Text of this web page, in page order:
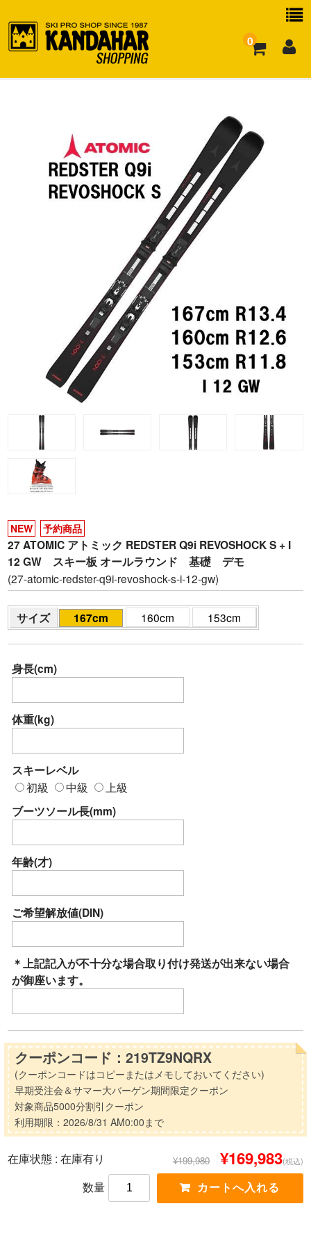
0
よくある質問
NEW 予約商品
27 ATOMIC アトミック REDSTER Q9i REVOSHOCK S + I
12 GW スキー板 オールラウンド 基礎 デモ
(27-atomic-redster-q9i-revoshock-s-i-12-gw)
サイズ 167cm 160cm 153cm
身長(cm)
体重(kg)
スキーレベル
初級 中級 上級
ブーツソール長(mm)
年齢(才)
ご希望解放値(DIN)
＊上記記入が不十分な場合取り付け発送が出来ない場合
が御座います。
クーポンコード：219TZ9NQRX
(クーポンコードはコピーまたはメモしておいてください)
早期受注会＆サマー大バーゲン期間限定クーポン
対象商品5000分割引クーポン
利用期限：2026/8/31 AM0:00まで
在庫状態 :在庫有り ¥199,980 ¥169,983(税込)
数量